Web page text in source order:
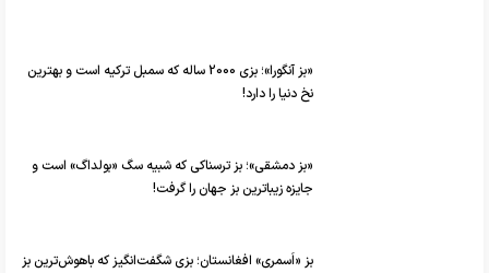
«بز آنگورا»؛ بزی 2000 ساله که سمبل ترکیه است و بهترین
نخ دنیا را دارد!
«بز دمشقی»؛ بز ترسناکی که شبیه سگ «بولداگ» است و
جایزه زیباترین بز جهان را گرفت!
بز «اَسمری» افغانستان؛ بزی شگفت‌انگیز که باهوش‌ترین بز